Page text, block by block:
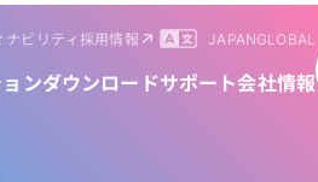
ナビリティ採用情報 JAPANGLOBAL
ンダウンロードサポート会社情報